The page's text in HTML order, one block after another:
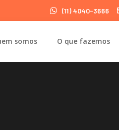
(11) 4040-3666
somos O que fazemos